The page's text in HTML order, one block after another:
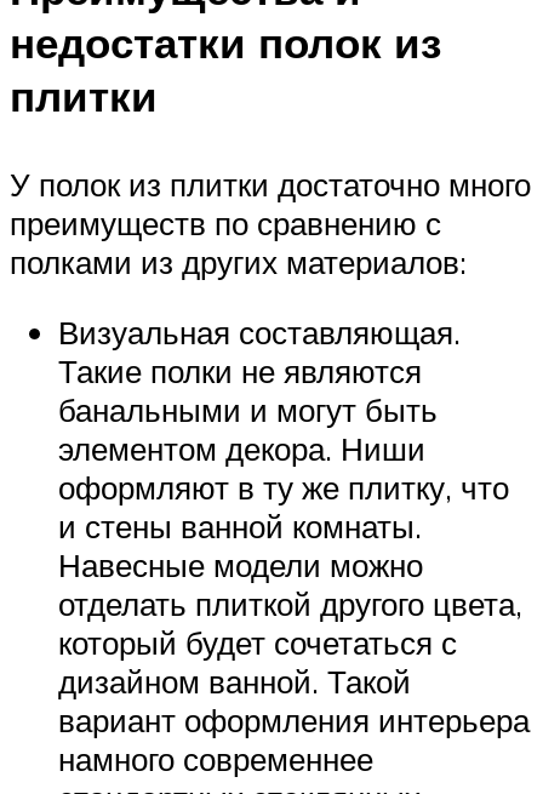
недостатки полок из
плитки
У полок из плитки достаточно много
преимуществ по сравнению с
полками из других материалов:
Визуальная составляющая.
Такие полки не являются
банальными и могут быть
элементом декора. Ниши
оформляют в ту же плитку, что
и стены ванной комнаты.
Навесные модели можно
отделать плиткой другого цвета,
который будет сочетаться с
дизайном ванной. Такой
вариант оформления интерьера
намного современнее